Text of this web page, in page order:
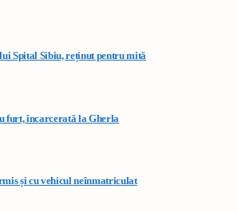
Spital Sibiu, reținut pentru mită
furt, încarcerată la Gherla
și cu vehicul neînmatriculat